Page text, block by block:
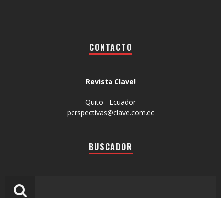
CONTACTO
Revista Clave!
Quito - Ecuador
perspectivas@clave.com.ec
BUSCADOR